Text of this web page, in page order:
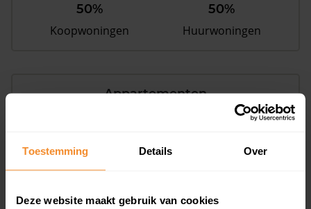
Toestemming Details Over
Deze website maakt gebruik van cookies
50%
Koopwoningen
50%
Huurwoningen
Appartementen
aandeel van totale woningen